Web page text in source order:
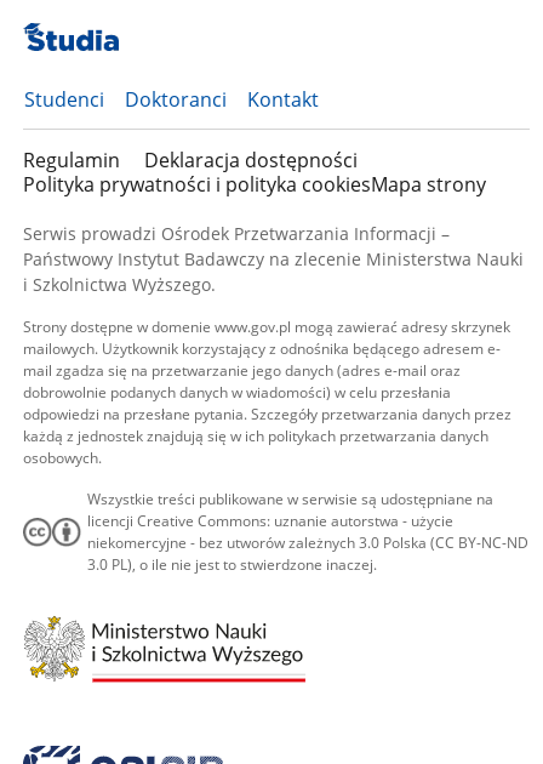
Studenci Doktoranci Kontakt
Regulamin
Deklaracja dostępności
Polityka prywatności i polityka cookiesMapa strony
Serwis prowadzi Ośrodek Przetwarzania Informacji –
Państwowy Instytut Badawczy na zlecenie Ministerstwa Nauki
i Szkolnictwa Wyższego.
Strony dostępne w domenie www.gov.pl mogą zawierać adresy skrzynek
mailowych. Użytkownik korzystający z odnośnika będącego adresem e-
mail zgadza się na przetwarzanie jego danych (adres e-mail oraz
dobrowolnie podanych danych w wiadomości) w celu przesłania
odpowiedzi na przesłane pytania. Szczegóły przetwarzania danych przez
każdą z jednostek znajdują się w ich politykach przetwarzania danych
osobowych.
Wszystkie treści publikowane w serwisie są udostępniane na
licencji Creative Commons: uznanie autorstwa - użycie
niekomercyjne - bez utworów zależnych 3.0 Polska (CC BY-NC-ND
3.0 PL), o ile nie jest to stwierdzone inaczej.